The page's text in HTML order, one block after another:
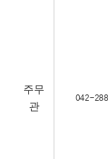
주무
관
042-